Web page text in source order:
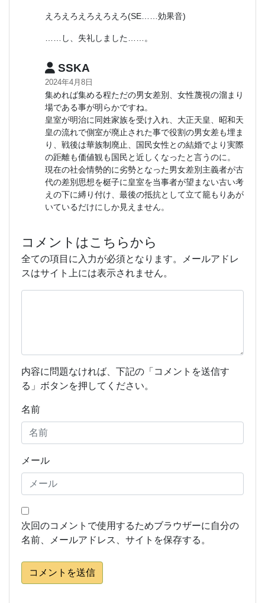
えろえろえろえろえろ(SE……効果音)
……し、失礼しました……。
SSKA
2024年4月8日
集めれば集める程ただの男女差別、女性蔑視の溜まり
場である事が明らかですね。
皇室が明治に同姓家族を受け入れ、大正天皇、昭和天
皇の流れで側室が廃止された事で役割の男女差も埋ま
り、戦後は華族制廃止、国民女性との結婚でより実際
の距離も価値観も国民と近しくなったと言うのに。
現在の社会情勢的に劣勢となった男女差別主義者が古
代の差別思想を梃子に皇室を当事者が望まない古い考
えの下に縛り付け、最後の抵抗として立て籠もりあが
いているだけにしか見えません。
コメントはこちらから
全ての項目に入力が必須となります。メールアドレ
スはサイト上には表示されません。
内容に問題なければ、下記の「コメントを送信す
る」ボタンを押してください。
名前
メール
次回のコメントで使用するためブラウザーに自分の
名前、メールアドレス、サイトを保存する。
コメントを送信